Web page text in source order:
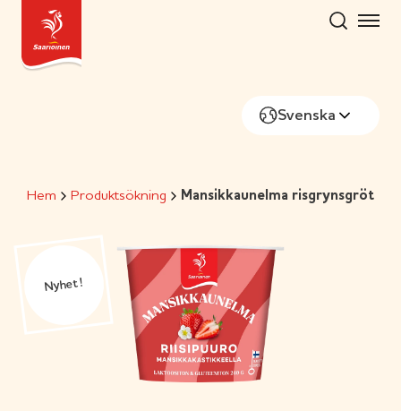
content
Svenska
Hem Produktsökning Mansikkaunelma risgrynsgröt
Nyhet!